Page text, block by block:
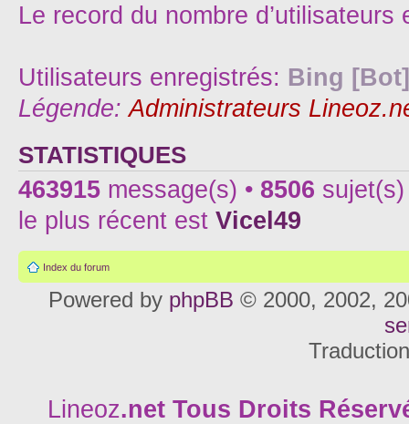
Le record du nombre
Utilisateurs enregistrés: Bing [Bot]
Légende:Administrateurs
STATISTIQUES
463915 message(s) • 8506
le plus récent est Vicel49
Index du forum
Powered by phpBB © 2000, 2002,
Lineoz.net Tous Droits